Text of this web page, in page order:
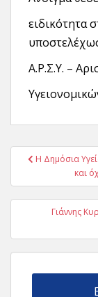
ειδικότητα
Α.Ρ.Σ.Υ. –
Πλοήγηση
Η Δημόσια
και
Γιάννης